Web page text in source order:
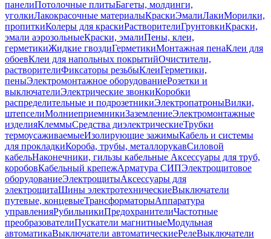
панелиПотолочные плитыБагеты, молдинги,
уголкиЛакокрасочные материалыКраскиЭмалиЛакиМорилки,
пропиткиКолеры для краскиРастворителиГрунтовкиКраски,
эмали аэрозольныеКраски, эмалиПены, клеи,
герметикиЖидкие гвоздиГерметикиМонтажная пенаКлеи для
обоевКлеи для напольных покрытийОчистители,
растворителиФиксаторы резьбыКлеиГерметики,
пеныЭлектромонтажное оборудованиеРозетки и
выключателиЭлектрические звонкиКоробки
распределительные и подрозетникиЭлектропатроныВилки,
штепселиМолниеприемникиЗаземлениеЭлектромонтажные
изделияКлеммыСредства диэлектрическиеТрубки
термоусаживаемыеИзолирующие зажимыКабель и системы
для прокладкиКороба, трубы, металлорукавСиловой
кабельНаконечники, гильзы кабельные Аксессуары для труб,
коробовКабельный крепежАрматура СИПЭлектрощитовое
оборудованиеЭлектрощитыАксессуары для
электрощитаШины электротехническиеВыключатели
путевые, концевыеТрансформаторыАппаратура
управленияРубильникиПредохранителиЧастотные
преобразователиПускатели магнитныеМодульная
автоматикаВыключатели автоматическиеРелеВыключатели